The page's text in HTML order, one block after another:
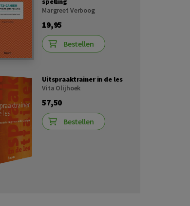
Margreet Verboog
19,95
Bestellen
Uitspraaktrainer in de les
Vita Olijhoek
57,50
Bestellen